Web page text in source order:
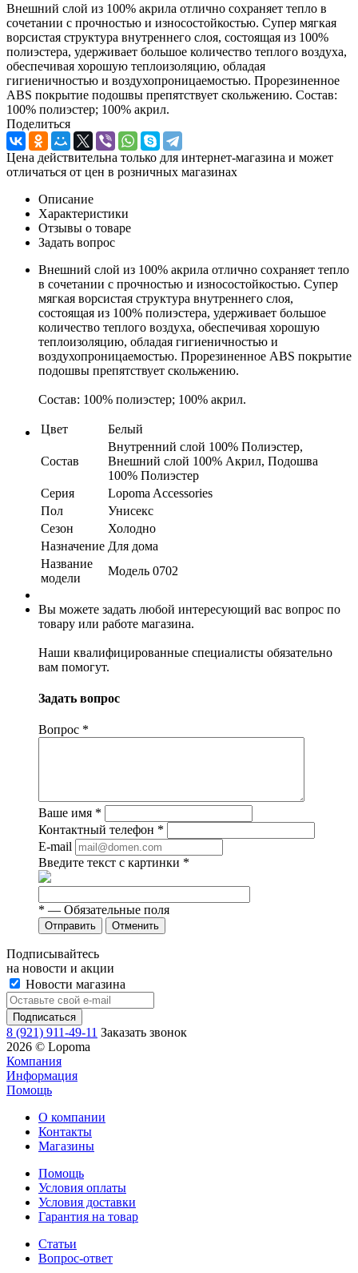
Внешний слой из 100% акрила отлично сохраняет тепло в
сочетании с прочностью и износостойкостью. Супер мягкая
ворсистая структура внутреннего слоя, состоящая из 100%
полиэстера, удерживает большое количество теплого воздуха,
обеспечивая хорошую теплоизоляцию, обладая
гигиеничностью и воздухопроницаемостью. Прорезиненное
АВS покрытие подошвы препятствует скольжению. Состав:
100% полиэстер; 100% акрил.
Поделиться
Цена действительна только для интернет-магазина и может
отличаться от цен в розничных магазинах
Описание
Характеристики
Отзывы о товаре
Задать вопрос
Внешний слой из 100% акрила отлично сохраняет тепло
в сочетании с прочностью и износостойкостью. Супер
мягкая ворсистая структура внутреннего слоя,
состоящая из 100% полиэстера, удерживает большое
количество теплого воздуха, обеспечивая хорошую
теплоизоляцию, обладая гигиеничностью и
воздухопроницаемостью. Прорезиненное АВS покрытие
подошвы препятствует скольжению.
Состав: 100% полиэстер; 100% акрил.
Цвет Белый
Состав
Внутренний слой 100% Полиэстер,
Внешний слой 100% Акрил, Подошва
100% Полиэстер
Серия
Lopoma Accessories
Пол
Унисекс
Сезон
Холодно
Назначение Для дома
Название
модели
Модель 0702
Вы можете задать любой интересующий вас вопрос по
товару или работе магазина.
Наши квалифицированные специалисты обязательно
вам помогут.
Задать вопрос
Вопрос *
Ваше имя *
Контактный телефон *
E-mail
Введите текст с картинки *
* — Обязательные поля
Отменить
Подписывайтесь
на новости и акции
Новости магазина
8 (921) 911-49-11 Заказать звонок
2026 © Lopoma
Компания
Информация
Помощь
О компании
Контакты
Магазины
Помощь
Условия оплаты
Условия доставки
Гарантия на товар
Статьи
Вопрос-ответ